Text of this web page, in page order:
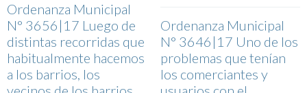
Ordenanza Municipal
N° 3656|17 Luego de
distintas recorridas que
habitualmente hacemos
a los barrios, los
Ordenanza Municipal
N° 3646|17 Uno de los
problemas que tenían
los comerciantes y